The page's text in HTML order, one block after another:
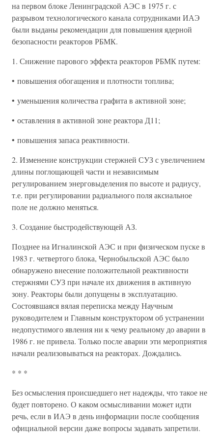
на первом блоке Ленинградской АЭС в 1975 г. с
разрывом технологического канала сотрудниками ИАЭ
были выданы рекомендации для повышения ядерной
безопасности реакторов РБМК.
1. Снижение парового эффекта реакторов РБМК путем:
• повышения обогащения и плотности топлива;
• уменьшения количества графита в активной зоне;
• оставления в активной зоне реактора Д11;
• повышения запаса реактивности.
2. Изменение конструкции стержней СУЗ с увеличением
длины поглощающей части и независимым
регулированием энерговыделения по высоте и радиусу,
т.е. при регулировании радиального поля аксиальное
поле не должно меняться.
3. Создание быстродействующей АЗ.
Позднее на Игналинской АЭС и при физическом пуске в
1983 г. четвертого блока, Чернобыльской АЭС было
обнаружено внесение положительной реактивности
стержнями СУЗ при начале их движения в активную
зону. Реакторы были допущены в эксплуатацию.
Состоявшаяся вялая переписка между Научным
руководителем и Главным конструктором об устранении
недопустимого явления ни к чему реальному до аварии в
1986 г. не привела. Только после аварии эти мероприятия
начали реализовываться на реакторах. Дождались.
* * *
Без осмысления происшедшего нет надежды, что такое не
будет повторено. О каком осмысливании может идти
речь, если в ИАЭ в день информации после сообщения
официальной версии даже вопросы задавать запретили.